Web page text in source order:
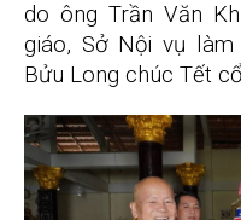
do ông Trần Văn
giáo, Sở Nội vụ
Bửu Long chúc Tết